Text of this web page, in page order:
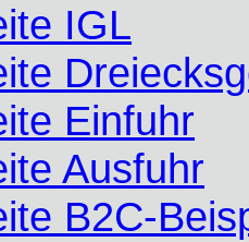
IGL
Einfuhr
Ausfuhr
B2C-